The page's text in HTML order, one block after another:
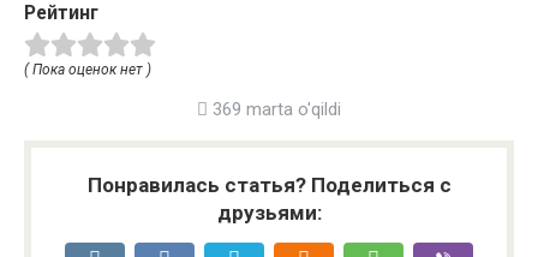
Рейтинг
( Пока оценок нет )
369 marta o'qildi
Понравилась статья? Поделиться с
друзьями: